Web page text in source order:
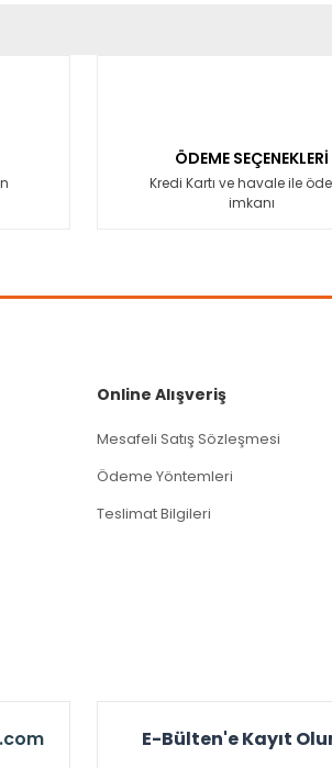
ÖDEME SEÇENEKLERİ
Kredi Kartı ve havale ile
imkanı
Online Alışveriş
Mesafeli Satış Sözleşmesi
Ödeme Yöntemleri
Teslimat Bilgileri
E-Bülten'e Kayıt